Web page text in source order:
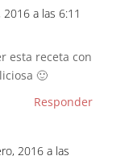
a las 6:11
esta receta con
🙂
Responder
2016 a las